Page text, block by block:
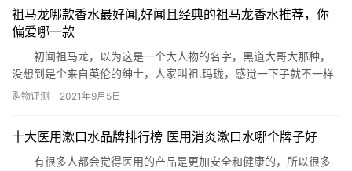
祖马龙哪款香水最好闻,好闻且经典的祖马龙香水推荐，你
偏爱哪一款
初闻祖马龙，以为这是一个大人物的名字，黑道大哥大那种，
没想到是个来自英伦的绅士，人家叫祖.玛珑，感觉一下子就不一样
了，那么祖马龙的哪款香水最好闻呢?你喜欢的就是最好的。 1.橙花
马龙香水中很好闻的一款。 2.油桃花和蜂蜜 参考价￥…
购物评测 2021年9月5日
十大医用漱口水品牌排行榜 医用消炎漱口水哪个牌子好
有很多人都会觉得医用的产品是更加安全和健康的，所以很多